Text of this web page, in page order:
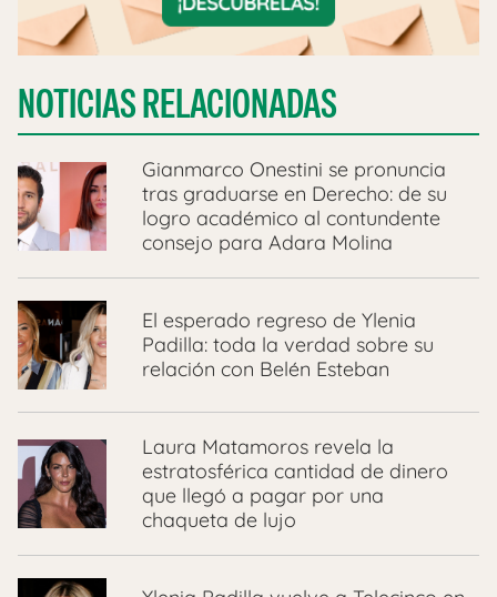
NOTICIAS RELACIONADAS
Gianmarco Onestini se pronuncia
tras graduarse en Derecho: de su
logro académico al contundente
consejo para Adara Molina
El esperado regreso de Ylenia
Padilla: toda la verdad sobre su
relación con Belén Esteban
Laura Matamoros revela la
estratosférica cantidad de dinero
que llegó a pagar por una
chaqueta de lujo